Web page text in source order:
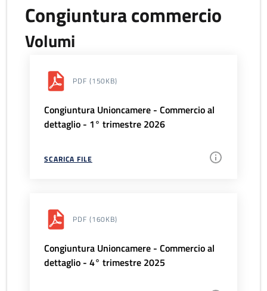
Congiuntura commercio
Volumi
PDF (150KB)
Congiuntura Unioncamere - Commercio al
dettaglio - 1° trimestre 2026
SCARICA FILE
PDF (160KB)
Congiuntura Unioncamere - Commercio al
dettaglio - 4° trimestre 2025